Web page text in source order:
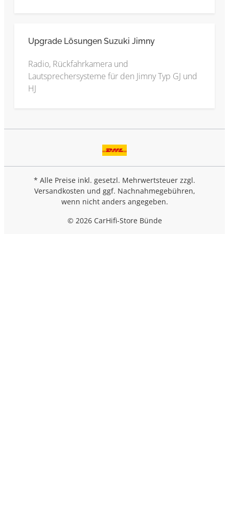
Upgrade Lösungen Suzuki Jimny
Radio, Rückfahrkamera und
Lautsprechersysteme für den Jimny Typ GJ und
HJ
* Alle Preise inkl. gesetzl. Mehrwertsteuer zzgl.
Versandkosten und ggf. Nachnahmegebühren,
wenn nicht anders angegeben.
© 2026 CarHifi-Store Bünde